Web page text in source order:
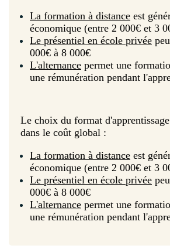
La formation à distance est
économique (entre 2 000€ et 3
Le présentiel en école privée
000€ à 8 000€
L'alternance permet une
une rémunération pendant
Le choix du format
dans le coût global :
La formation à distance est
économique (entre 2 000€ et 3
Le présentiel en école privée
000€ à 8 000€
L'alternance permet une
une rémunération pendant